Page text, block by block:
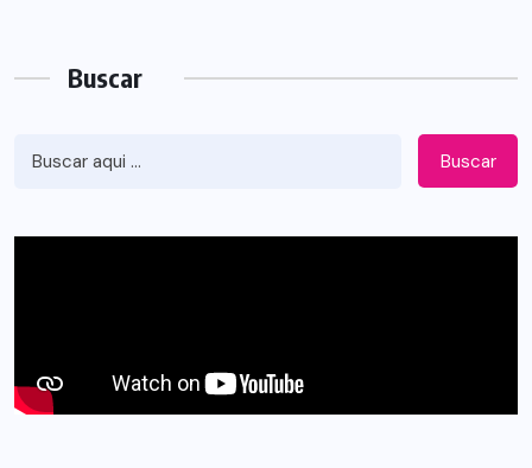
Buscar
Buscar